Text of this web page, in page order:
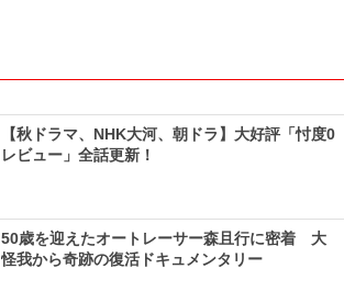
【秋ドラマ、NHK大河、朝ドラ】大好評「忖度0
レビュー」全話更新！
50歳を迎えたオートレーサー森且行に密着 大
怪我から奇跡の復活ドキュメンタリー